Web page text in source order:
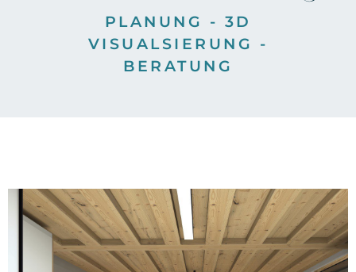
PLANUNG - 3D
VISUALSIERUNG -
BERATUNG